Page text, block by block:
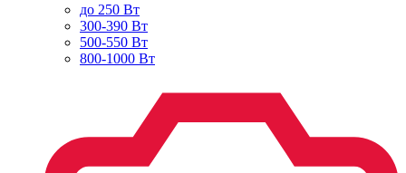
до 250 Вт
300-390 Вт
500-550 Вт
800-1000 Вт